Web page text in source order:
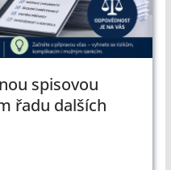
spisovou
řadu dalších